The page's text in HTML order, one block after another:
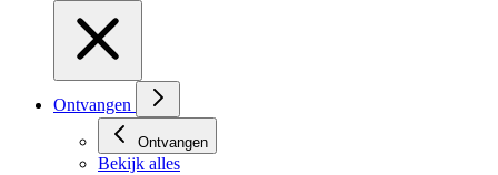
Ontvangen
Ontvangen
Bekijk alles